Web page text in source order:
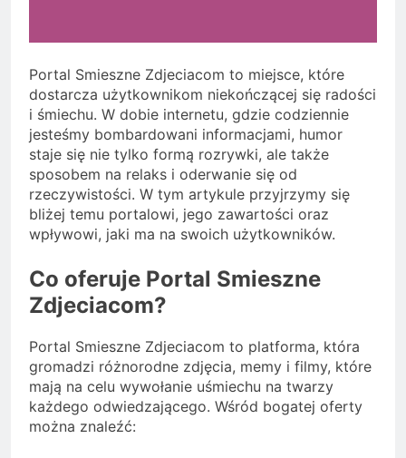
Portal Smieszne Zdjeciacom to miejsce, które
dostarcza użytkownikom niekończącej się radości
i śmiechu. W dobie internetu, gdzie codziennie
jesteśmy bombardowani informacjami, humor
staje się nie tylko formą rozrywki, ale także
sposobem na relaks i oderwanie się od
rzeczywistości. W tym artykule przyjrzymy się
bliżej temu portalowi, jego zawartości oraz
wpływowi, jaki ma na swoich użytkowników.
Co oferuje Portal Smieszne
Zdjeciacom?
Portal Smieszne Zdjeciacom to platforma, która
gromadzi różnorodne zdjęcia, memy i filmy, które
mają na celu wywołanie uśmiechu na twarzy
każdego odwiedzającego. Wśród bogatej oferty
można znaleźć: